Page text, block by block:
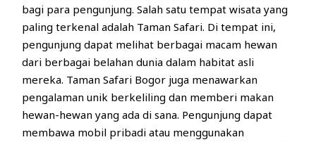
bagi para pengunjung. Salah satu tempat wisata yang
paling terkenal adalah Taman Safari. Di tempat ini,
pengunjung dapat melihat berbagai macam hewan
dari berbagai belahan dunia dalam habitat asli
mereka. Taman Safari Bogor juga menawarkan
pengalaman unik berkeliling dan memberi makan
hewan-hewan yang ada di sana. Pengunjung dapat
membawa mobil pribadi atau menggunakan